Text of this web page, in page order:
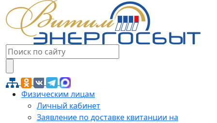
Физическим лицам
Личный кабинет
Заявление по доставке квитанции на